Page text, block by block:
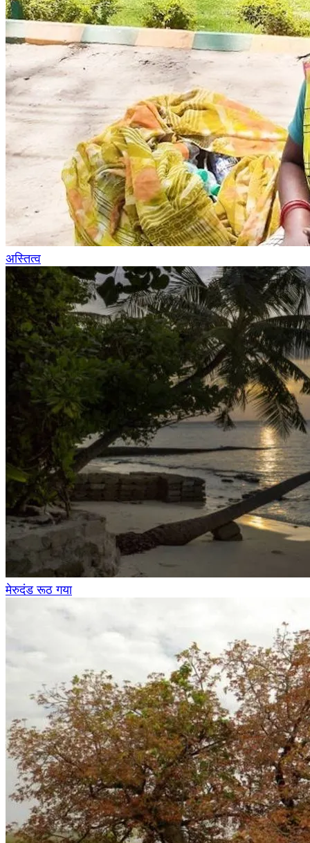
अस्तित्व
मेरुदंड रूठ गया